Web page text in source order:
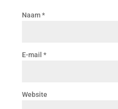
Naam*
E-mail *
Website